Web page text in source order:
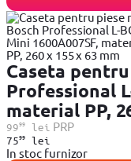
Caseta
Professional
material PP,
9999lei PRP
7599lei
In stoc furnizor